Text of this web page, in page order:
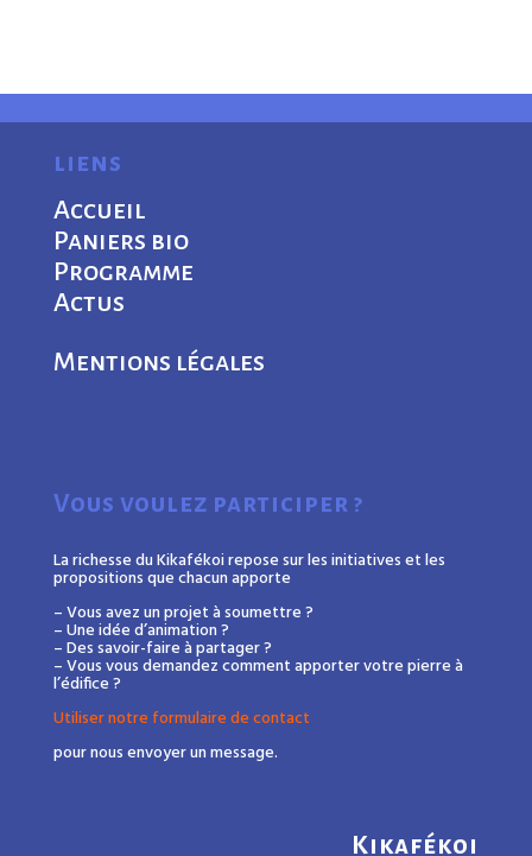
liens
Accueil
Paniers bio
Programme
Actus
Mentions légales
Vous voulez participer ?
La richesse du Kikafékoi repose sur les initiatives et les
propositions que chacun apporte
– Vous avez un projet à soumettre ?
– Une idée d’animation ?
– Des savoir-faire à partager ?
– Vous vous demandez comment apporter votre pierre à
l’édifice ?
Utiliser notre formulaire de contact
pour nous envoyer un message.
Kikafékoi